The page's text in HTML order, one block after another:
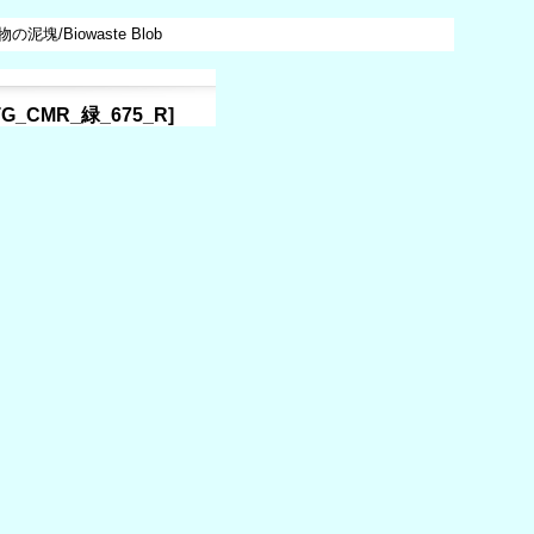
の泥塊/Biowaste Blob
緑_675_R]